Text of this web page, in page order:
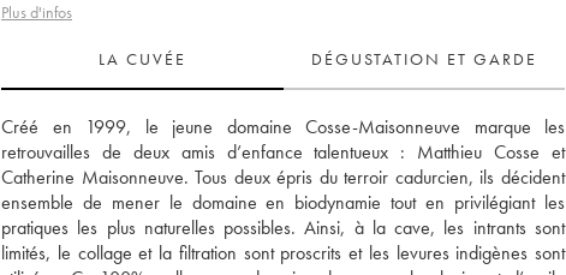
Plus d'infos
LA CUVÉE DÉGUSTATION ET GARDE
Créé en 1999, le jeune domaine Cosse-Maisonneuve marque les
retrouvailles de deux amis d’enfance talentueux : Matthieu Cosse et
Catherine Maisonneuve. Tous deux épris du terroir cadurcien, ils décident
ensemble de mener le domaine en biodynamie tout en privilégiant les
pratiques les plus naturelles possibles. Ainsi, à la cave, les intrants sont
limités, le collage et la filtration sont proscrits et les levures indigènes sont